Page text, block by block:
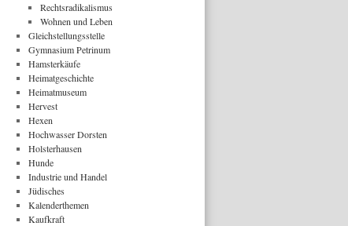
Rechtsradikalismus
Wohnen und Leben
Gleichstellungsstelle
Gymnasium Petrinum
Hamsterkäufe
Heimatgeschichte
Heimatmuseum
Hervest
Hexen
Hochwasser Dorsten
Holsterhausen
Hunde
Industrie und Handel
Jüdisches
Kalenderthemen
Kaufkraft